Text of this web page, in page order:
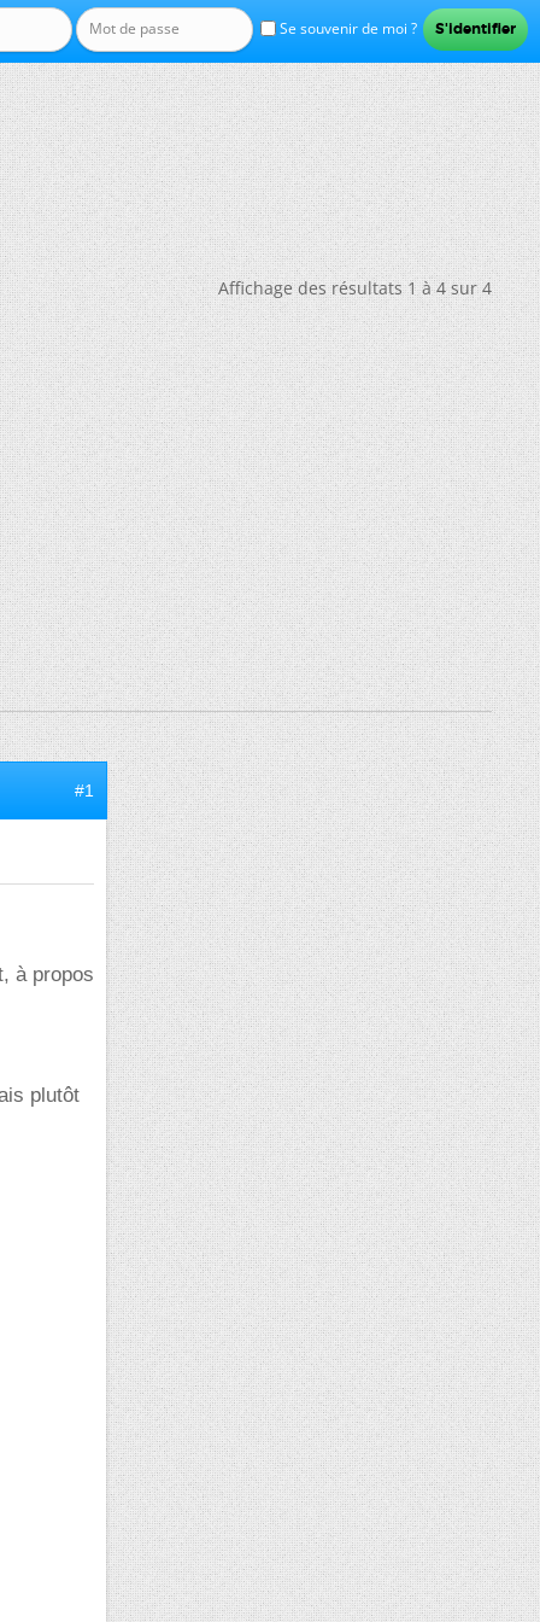
Se souvenir de moi ?
Affichage des résultats 1 à 4 sur 4
#1
à propos
plutôt